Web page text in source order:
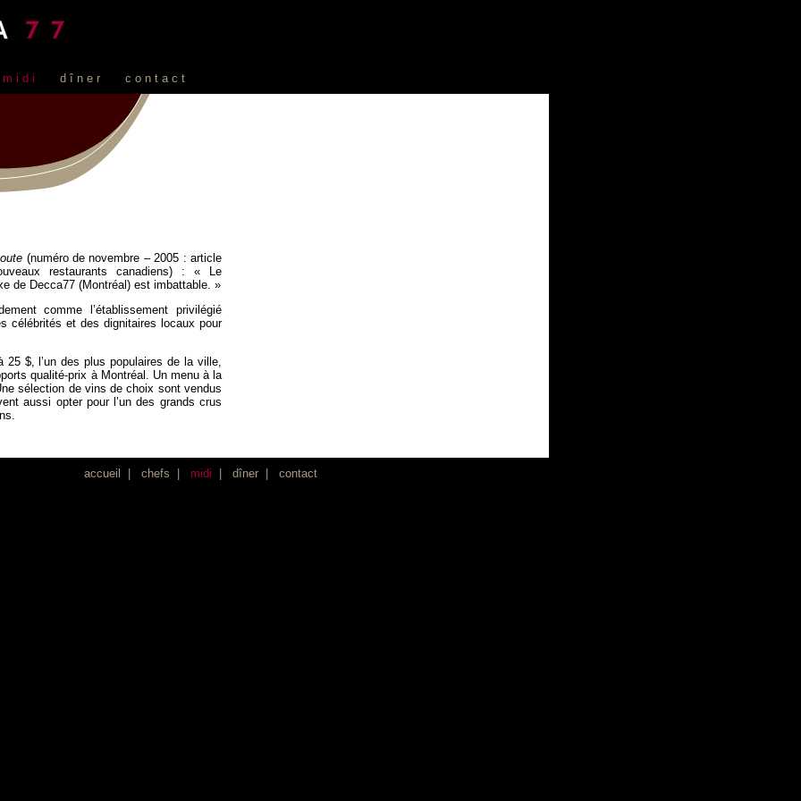
midi dîner contact
(numéro de novembre – 2005 : article
restaurants canadiens) : « Le
de Decca77 (Montréal) est imbattable. »
comme l’établissement privilégié
célébrités et des dignitaires locaux pour
$, l’un des plus populaires de la ville,
qualité-prix à Montréal. Un menu à la
sélection de vins de choix sont vendus
aussi opter pour l’un des grands crus
accueil chefs midi dîner| contact